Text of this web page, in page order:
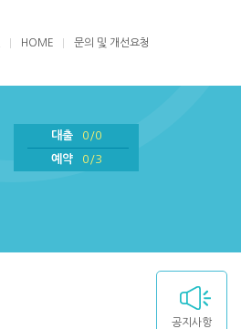
HOME 문의 및 개선요청
대출
0/0
예약
0/3
공지사항